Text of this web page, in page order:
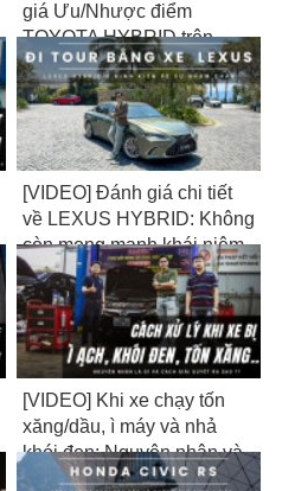
giá Ưu/Nhược điểm
TOYOTA HYBRID trên
CROSS và ALTIS: Được
và Mất?
[VIDEO] Đánh giá chi tiết
về LEXUS HYBRID: Không
còn mong manh khái niệm
NHÀM & VUI...
[VIDEO] Khi xe chạy tốn
xăng/dầu, ì máy và nhả
khói đen: Nguyên nhân và
cách giải quyết là gì?